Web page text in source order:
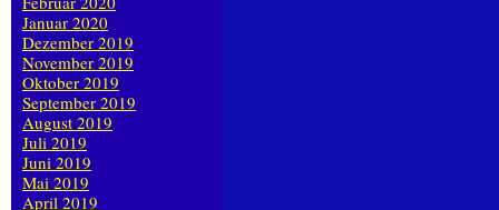
Januar 2020
Dezember 2019
November 2019
Oktober 2019
September 2019
August 2019
Juli 2019
Juni 2019
Mai 2019
April 2019